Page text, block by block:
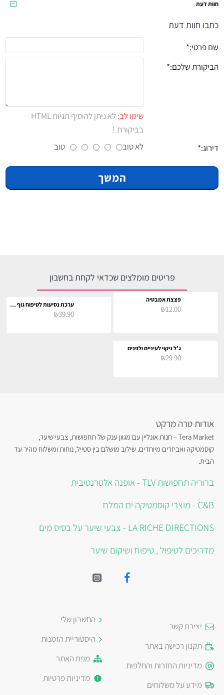
חוות דעת
כתבו חוות דעת
שם פרטי:
הביקורת שלכם:
שימו לב:
לא ניתן להוסיף תגיות HTML
בביקורת.!
דירוג:
לא טוב טוב
המשך
פריטים מומלצים שכדאי לקחת בחשבון
פצצת אמבטיה
₪12.00 ערכת נסיעות לטיפוח גוף ושיער
₪39.90
ג'ל ניקוי לעיניים ולפנים
₪29.90
אודות טרה מרקט
Tera Market – חנות אונליין עם מגוון ענק של תחפושות, צבעי שיער,
קוסמטיקה ואביזרים מיוחדים. שילוב מושלם בין סטייל, נוחות ומשלוח מהיר עד
הבית.
ברוריה תחפושות TLV - אופנה אלטרנטיבית
C&B - מוצרי קוסמטיקה ים המלח
LA RICHE DIRECTIONS - צבעי שיער על בסיס מים
מדריכים לטיפול , טיפוח ושיקום שיער
יצירת קשר
תקנון רכישה באתר
מדיניות החזרות והחלפות
מידע על משלוחים
החשבון שלי
היסטוריית הזמנות
מפת האתר
מדיניות פרטיות